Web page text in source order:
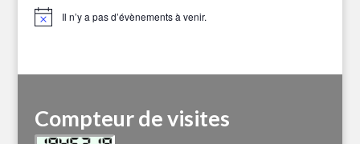
Notice Il n’y a pas d’évènements à venir.
Compteur de visites